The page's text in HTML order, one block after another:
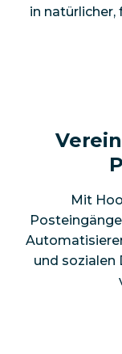
in natürlicher,
Mit
und sozialen